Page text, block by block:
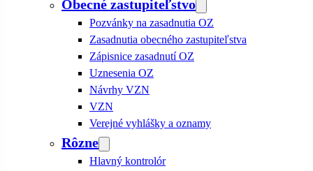
Obecné zastupiteľstvo
Pozvánky na zasadnutia OZ
Zasadnutia obecného zastupiteľstva
Zápisnice zasadnutí OZ
Uznesenia OZ
Návrhy VZN
VZN
Verejné vyhlášky a oznamy
Rôzne
Hlavný kontrolór